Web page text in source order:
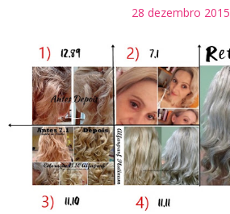
28 dezembro 2015